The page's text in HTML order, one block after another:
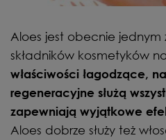
Aloes jest obecnie jednym
składników kosmetyków
właściwości łagodzące,
regeneracyjne służą
zapewniają wyjątkowe
Aloes dobrze służy też